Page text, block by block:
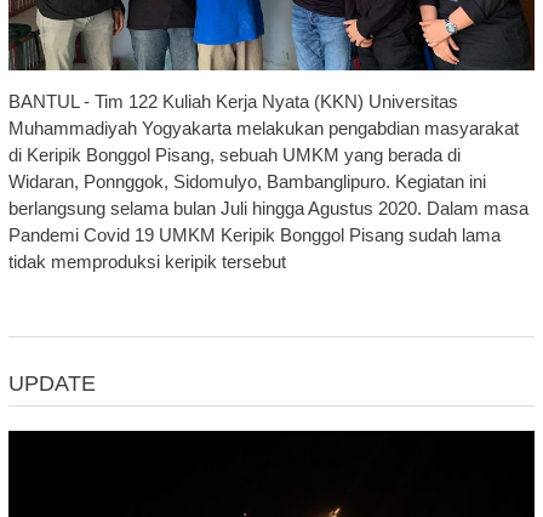
BANTUL - Tim 122 Kuliah Kerja Nyata (KKN) Universitas
Muhammadiyah Yogyakarta melakukan pengabdian masyarakat
di Keripik Bonggol Pisang, sebuah UMKM yang berada di
Widaran, Ponnggok, Sidomulyo, Bambanglipuro. Kegiatan ini
berlangsung selama bulan Juli hingga Agustus 2020. Dalam masa
Pandemi Covid 19 UMKM Keripik Bonggol Pisang sudah lama
tidak memproduksi keripik tersebut
UPDATE